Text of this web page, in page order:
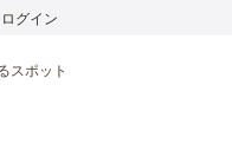
ログイン
スポット